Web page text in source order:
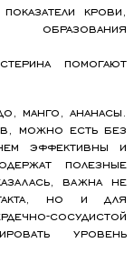
крови,
помогают
манго, ананасы.
можно есть без
эффективны и
полезные
важна не
такта, но и для
сосудистой
уровень